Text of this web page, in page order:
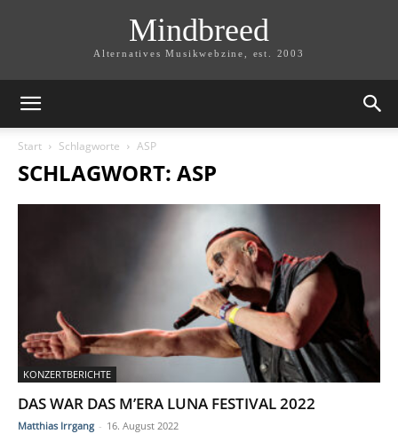
Mindbreed
Alternatives Musikwebzine, est. 2003
Start Schlagworte ASP
SCHLAGWORT: ASP
KONZERTBERICHTE
DAS WAR DAS M’ERA LUNA FESTIVAL 2022
Matthias Irrgang - 16. August 2022